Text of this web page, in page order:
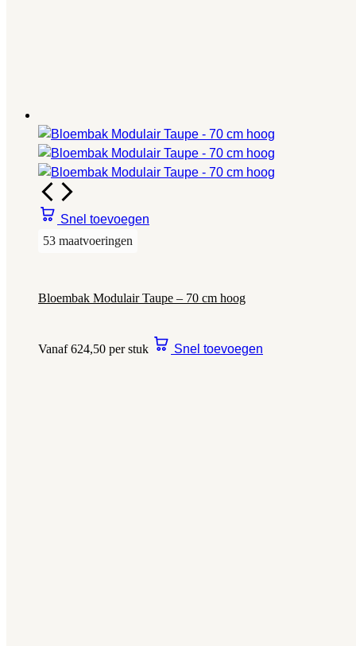
Snel toevoegen
53 maatvoeringen
Bloembak Modulair Taupe – 70 cm hoog
Vanaf 624,50 per stuk Snel toevoegen